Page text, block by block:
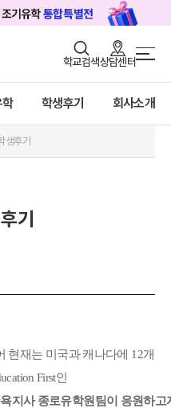
학교검색상담센터
학 학생후기 회사소개
내
어학원
생후기
기
현재는 미국과 캐나다에 12개
First인
지사 종로유학원팀이 응원하고